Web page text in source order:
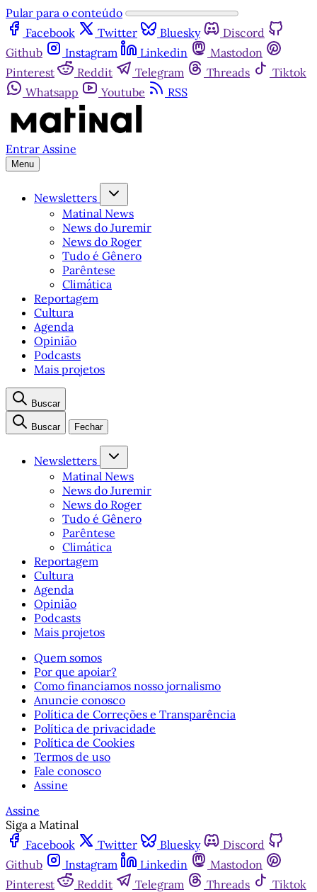
Pular para o conteúdo
Facebook
Twitter Bluesky
Discord
Github
Instagram Linkedin
Mastodon
Pinterest
Reddit Telegram Threads
Tiktok
Whatsapp
Youtube RSS
Entrar Assine
Menu
Newsletters
Matinal News
News do Juremir
News do Roger
Tudo é Gênero
Parêntese
Climática
Reportagem
Cultura
Agenda
Opinião
Podcasts
Mais projetos
Buscar
Buscar Fechar
Newsletters
Matinal News
News do Juremir
News do Roger
Tudo é Gênero
Parêntese
Climática
Reportagem
Cultura
Agenda
Opinião
Podcasts
Mais projetos
Quem somos
Por que apoiar?
Como financiamos nosso jornalismo
Anuncie conosco
Política de Correções e Transparência
Política de privacidade
Política de Cookies
Termos de uso
Fale conosco
Assine
Assine
Siga a Matinal
Facebook
Twitter Bluesky
Discord
Github
Instagram Linkedin
Mastodon
Pinterest
Reddit Telegram Threads
Tiktok